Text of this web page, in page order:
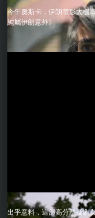
今年奧斯卡，伊朗電影大機
純屬伊朗意外》
出乎意料，這部高分懸疑劇